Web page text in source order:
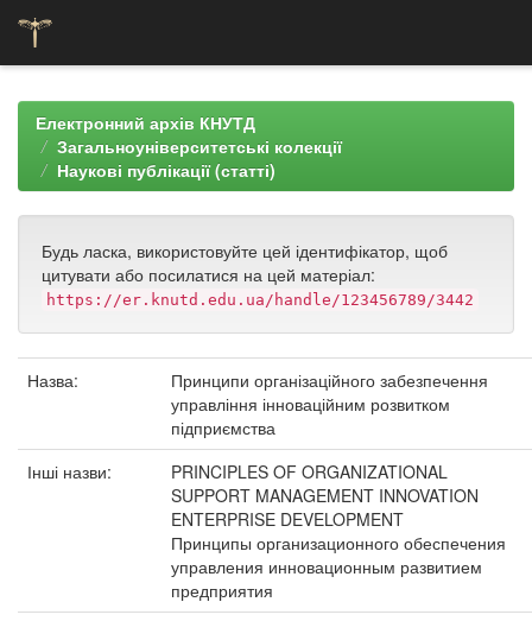
navigationЕлектронний архів КНУТД
Загальноуніверситетські колекції
Наукові публікації (статті)
Будь ласка, використовуйте цей ідентифікатор, щоб
цитувати або посилатися на цей матеріал:
https://er.knutd.edu.ua/handle/123456789/3442
Назва:
Принципи організаційного забезпечення
управління інноваційним розвитком
підприємства
Інші назви:
PRINCIPLES OF ORGANIZATIONAL
SUPPORT MANAGEMENT INNOVATION
ENTERPRISE DEVELOPMENT
Принципы организационного обеспечения
управления инновационным развитием
предприятия